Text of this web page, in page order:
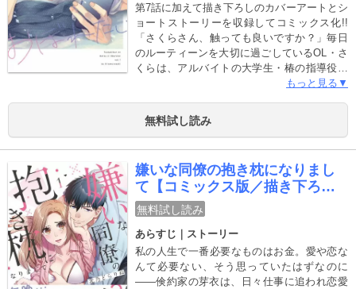
第7話に加えて描き下ろしのカバーアートとシ
ョートストーリーを収録してコミックス化!!
「さくらさん、触っても良いですか？」毎日
のルーティーンを大切に過ごしているOL・さ
くらは、アルバイトの大学生・椿の指導役に
選ばれる。でも“ある理由”から、たびたび距離
しかも「俺で練習しませんか」と椿から提案
されて！？ただの練習のつもりが彼に触れら
って…。不器用なオトナ女子と、純愛を知っ
た大学生とのムズキュン・ラブストーリー開
幕!!
もっと見る▼
無料試し読み
嫌いな同僚の抱き枕になりまし
て【コミックス版／描き下ろし
特典つき】
無料試し読み
あらすじ｜ストーリー
私の人生で一番必要なものはお金。愛や恋な
んて必要ない、そう思っていたはずなのに
――倹約家の芽衣は、日々仕事に追われ恋愛